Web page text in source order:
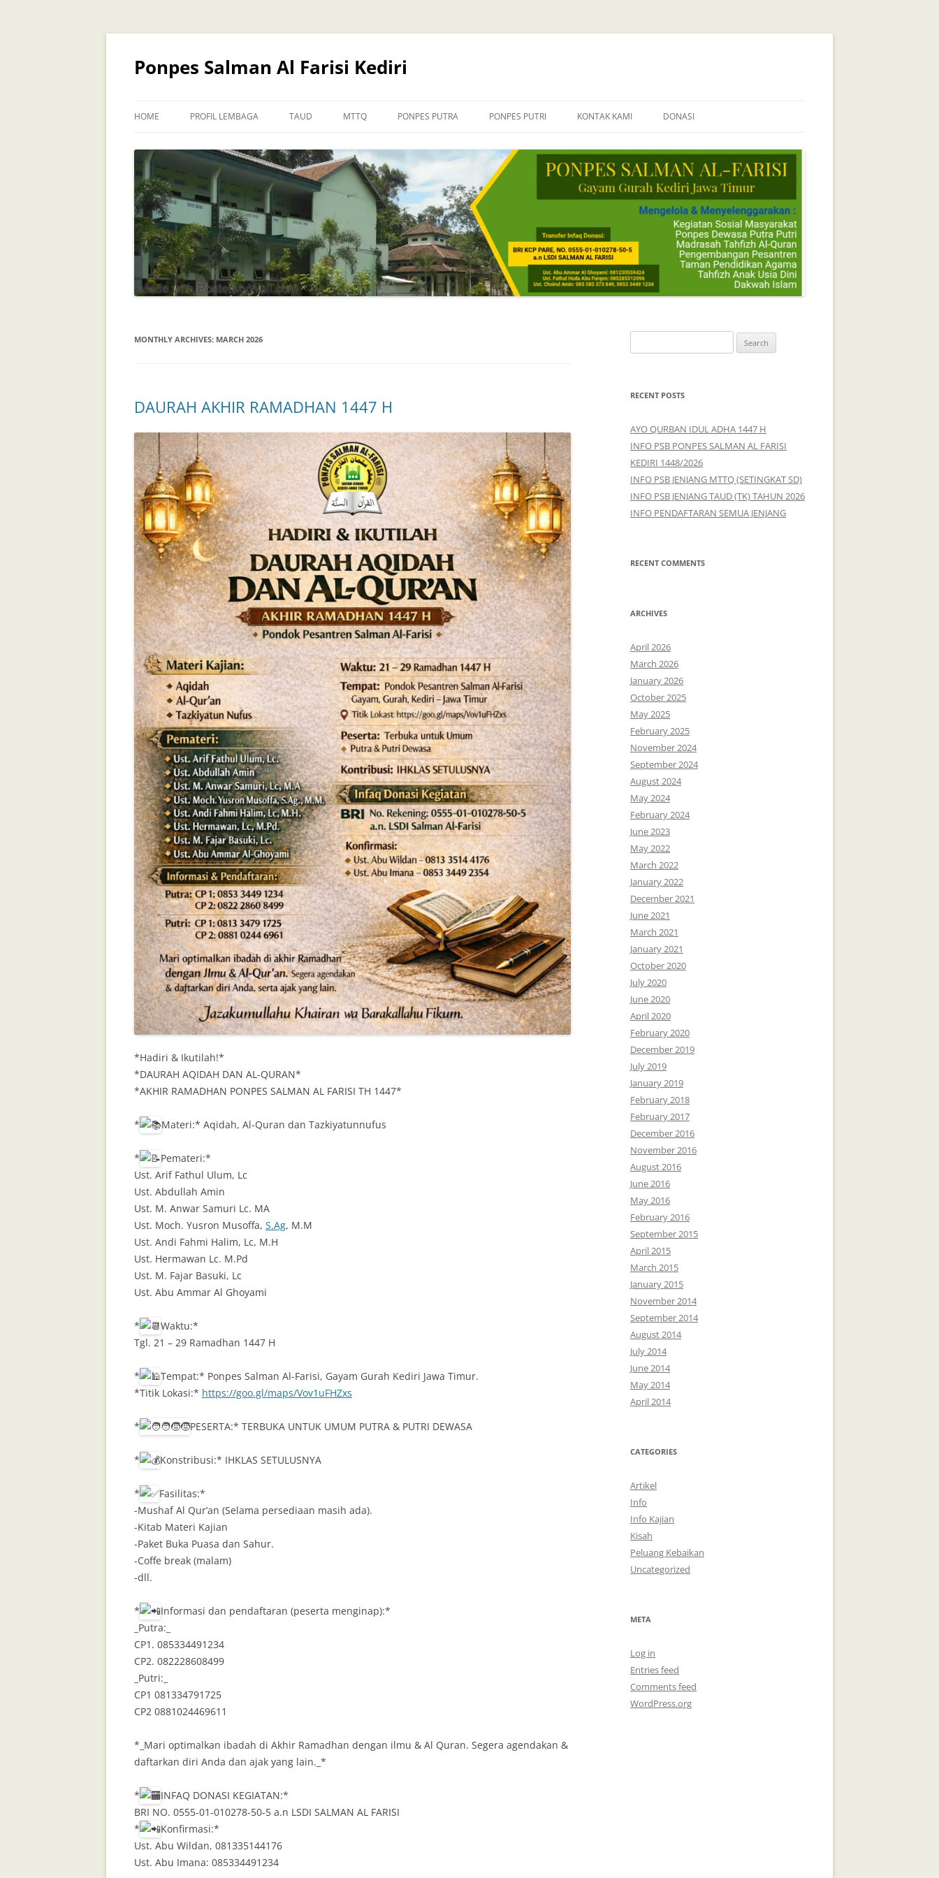
Skip
content
Ponpes Salman Al Farisi Kediri
HOME PROFIL LEMBAGA TAUD MTTQ PONPES PUTRA PONPES PUTRI KONTAK KAMI DONASI
MONTHLY ARCHIVES: MARCH 2026
DAURAH AKHIR RAMADHAN 1447 H
*Hadiri & Ikutilah!*
*DAURAH AQIDAH DAN AL-QURAN*
*AKHIR RAMADHAN PONPES SALMAN AL FARISI TH 1447*
* Materi:* Aqidah, Al-Quran dan Tazkiyatunnufus
*
Pemateri:*
Ust. Arif Fathul Ulum, Lc
Ust. Abdullah Amin
Ust. M. Anwar Samuri Lc. MA
Ust. Moch. Yusron Musoffa, S.Ag, M.M
Ust. Andi Fahmi Halim, Lc, M.H
Ust. Hermawan Lc. M.Pd
Ust. M. Fajar Basuki, Lc
Ust. Abu Ammar Al Ghoyami
*
Waktu:*
Tgl. 21 – 29 Ramadhan 1447 H
*
Tempat:* Ponpes Salman Al-Farisi, Gayam Gurah Kediri Jawa Timur.
*Titik Lokasi:* https://goo.gl/maps/Vov1uFHZxs
* PESERTA:* TERBUKA UNTUK UMUM PUTRA & PUTRI DEWASA
* Konstribusi:* IHKLAS SETULUSNYA
*
Fasilitas:*
-Mushaf Al Qur’an (Selama persediaan masih ada).
-Kitab Materi Kajian
-Paket Buka Puasa dan Sahur.
-Coffe break (malam)
-dll.
*
Informasi dan pendaftaran (peserta menginap):*
_Putra:_
CP1. 085334491234
CP2. 082228608499
_Putri:_
CP1 081334791725
CP2 0881024469611
*_Mari optimalkan ibadah di Akhir Ramadhan dengan ilmu & Al Quran. Segera agendakan &
daftarkan diri Anda dan ajak yang lain._*
*
INFAQ DONASI KEGIATAN:*
BRI NO. 0555-01-010278-50-5 a.n LSDI SALMAN AL FARISI
*
Konfirmasi:*
Ust. Abu Wildan, 081335144176
Ust. Abu Imana: 085334491234
e
r
h
f
o
r
:
RECENT POSTS
AYO QURBAN IDUL ADHA 1447 H
INFO PSB PONPES SALMAN AL FARISI
KEDIRI 1448/2026
INFO PSB JENJANG MTTQ (SETINGKAT SD)
INFO PSB JENJANG TAUD (TK) TAHUN 2026
INFO PENDAFTARAN SEMUA JENJANG
RECENT COMMENTS
ARCHIVES
April 2026
March 2026
January 2026
October 2025
May 2025
February 2025
November 2024
September 2024
August 2024
May 2024
February 2024
June 2023
May 2022
March 2022
January 2022
December 2021
June 2021
March 2021
January 2021
October 2020
July 2020
June 2020
April 2020
February 2020
December 2019
July 2019
January 2019
February 2018
February 2017
December 2016
November 2016
August 2016
June 2016
May 2016
February 2016
September 2015
April 2015
March 2015
January 2015
November 2014
September 2014
August 2014
July 2014
June 2014
May 2014
April 2014
CATEGORIES
Artikel
Info
Info Kajian
Kisah
Peluang Kebaikan
Uncategorized
META
Log in
Entries feed
Comments feed
WordPress.org